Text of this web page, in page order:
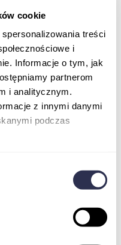
cookie
treści
i
Informacje o tym, jak
partnerom
i analitycznym.
z innymi danymi
podczas